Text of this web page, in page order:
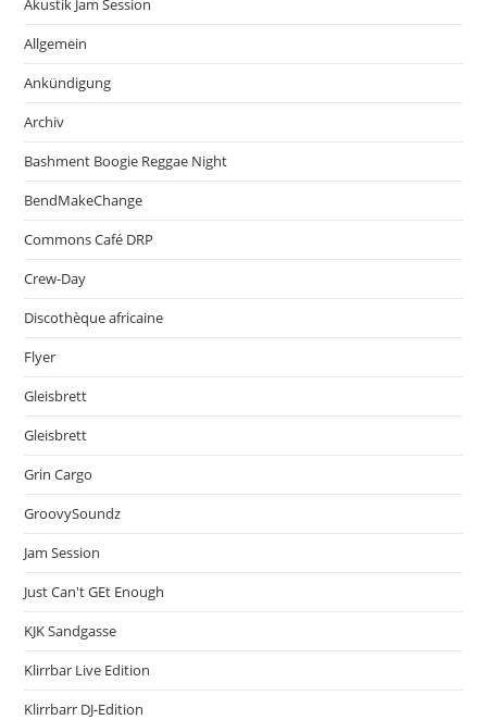
Allgemein
Ankündigung
Archiv
Bashment Boogie Reggae Night
BendMakeChange
Commons Café DRP
Crew-Day
Discothèque africaine
Flyer
Gleisbrett
Gleisbrett
Grin Cargo
GroovySoundz
Jam Session
Just Can't GEt Enough
KJK Sandgasse
Klirrbar Live Edition
Klirrbarr DJ-Edition